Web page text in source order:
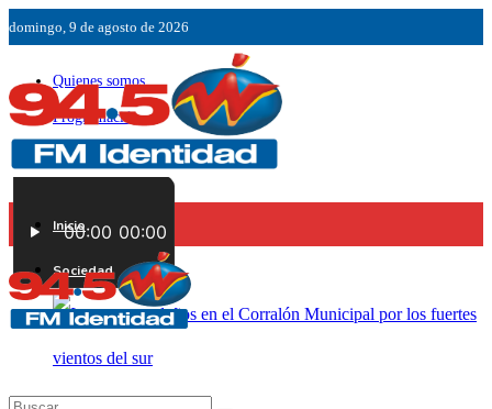
domingo, 9 de agosto de 2026
Quienes somos
Programación
Ubicación
Contáctenos
Inicio
Sociedad